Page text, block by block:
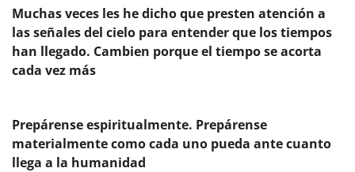
Muchas veces les he dicho que presten atención a
las señales del cielo para entender que los tiempos
han llegado. Cambien porque el tiempo se acorta
cada vez más
Prepárense espiritualmente. Prepárense
materialmente como cada uno pueda ante cuanto
llega a la humanidad